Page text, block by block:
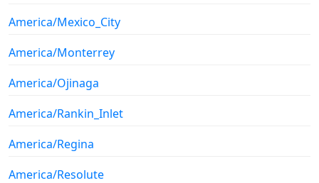
America/Mexico_City
America/Monterrey
America/Ojinaga
America/Rankin_Inlet
America/Regina
America/Resolute